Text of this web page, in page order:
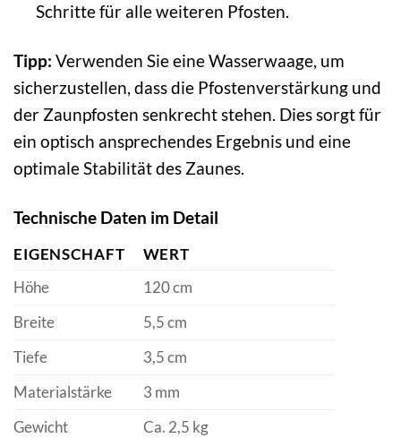
Schritte für alle weiteren Pfosten.
Tipp: Verwenden Sie eine Wasserwaage, um
sicherzustellen, dass die Pfostenverstärkung und
der Zaunpfosten senkrecht stehen. Dies sorgt für
ein optisch ansprechendes Ergebnis und eine
optimale Stabilität des Zaunes.
Technische Daten im Detail
EIGENSCHAFT
WERT
Höhe
120 cm
Breite
5,5 cm
Tiefe
3,5 cm
Materialstärke
3 mm
Gewicht
Ca. 2,5 kg